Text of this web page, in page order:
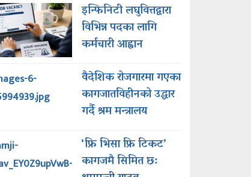
इन्फिनिटी लघुवित्तद्वारा
विभिन्न पदका लागि
कर्मचारी आह्वान
वैदेशिक रोजगारमा गएका
कागजातविहीनको उद्धार
गर्दै श्रम मन्त्रालय
‘फ्रि भिसा फ्रि टिकट’
कागजमै सिमित छ: